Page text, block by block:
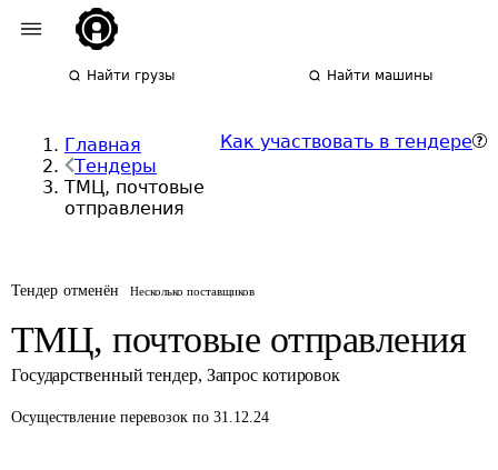
Найти грузы Найти машины
Главная
Тендеры
ТМЦ, почтовые
отправления
Как участвовать в тендере
Тендер отменён Несколько поставщиков
ТМЦ, почтовые отправления
Государственный тендер, Запрос котировок
Осуществление перевозок по 31.12.24